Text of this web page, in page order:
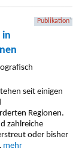
Publikation
in
seit einigen
Regionen.
zahlreiche
oder bisher
mehr